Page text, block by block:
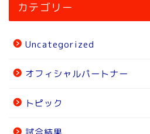
カテゴリー
Uncategorized
オフィシャルパートナー
トピック